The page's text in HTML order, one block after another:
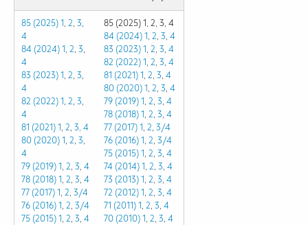
85 (2025) 1, 2, 3,
4
84 (2024) 1, 2, 3,
4
83 (2023) 1, 2, 3,
4
82 (2022)1, 2, 3,
4
81 (2021)1, 2, 3, 4
80 (2020)1, 2, 3,
4
79 (2019)1, 2, 3, 4
78 (2018)1, 2, 3, 4
77 (2017)1, 2, 3/4
76 (2016)1, 2, 3/4
75 (2015)1, 2, 3, 4
85 (2025) 1, 2, 3, 4
84 (2024) 1, 2, 3, 4
83 (2023)1, 2, 3, 4
82 (2022)1, 2, 3, 4
81 (2021)1, 2, 3, 4
80 (2020)1, 2, 3, 4
79 (2019)1, 2, 3, 4
78 (2018)1, 2, 3, 4
77 (2017)1, 2, 3/4
76 (2016)1, 2, 3/4
75 (2015)1, 2, 3, 4
74 (2014)1, 2, 3, 4
73 (2013)1, 2, 3, 4
72 (2012)1, 2, 3, 4
71 (2011)1, 2, 3, 4
70 (2010)1, 2, 3, 4